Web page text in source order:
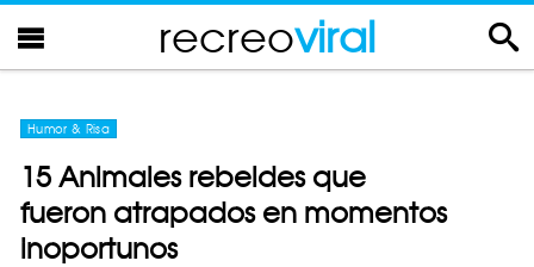
recreoviral
Humor & Risa
15 Animales rebeldes que
fueron atrapados en momentos
inoportunos